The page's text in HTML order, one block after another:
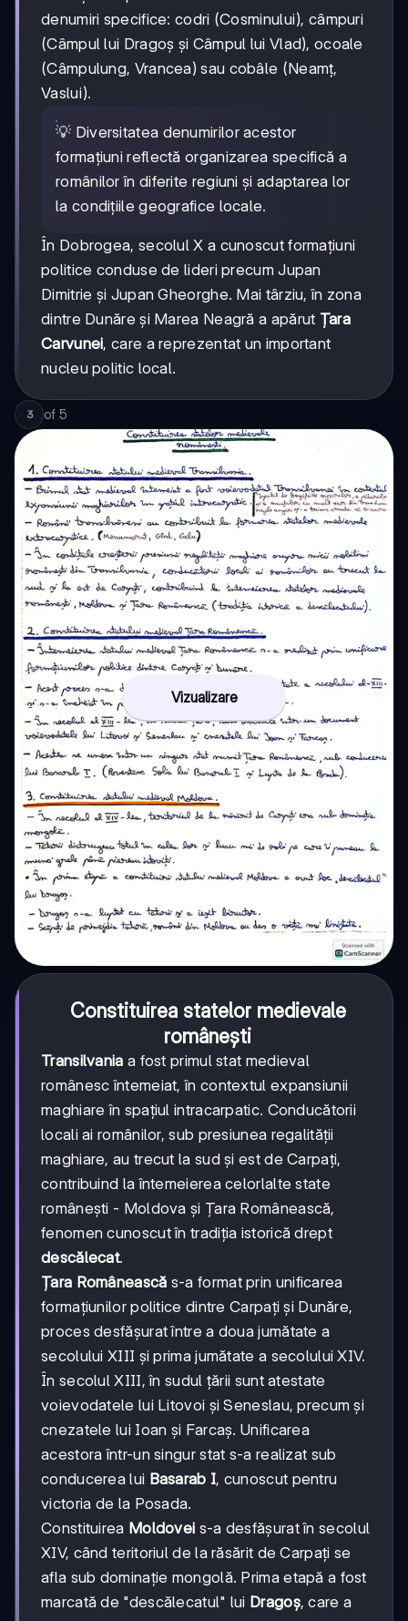
denumiri specifice: codri (Cosminului), câmpuri
(Câmpul lui Dragoș și Câmpul lui Vlad), ocoale
(Câmpulung, Vrancea) sau cobâle (Neamț,
Vaslui).
💡 Diversitatea denumirilor acestor
formațiuni reflectă organizarea specifică a
românilor în diferite regiuni și adaptarea lor
la condițiile geografice locale.
În Dobrogea, secolul X a cunoscut formațiuni
politice conduse de lideri precum Jupan
Dimitrie și Jupan Gheorghe. Mai târziu, în zona
dintre Dunăre și Marea Neagră a apărut Țara
Carvunei, care a reprezentat un important
nucleu politic local.
3 of 5
Vizualizare
Constituirea statelor medievale
românești
Transilvania a fost primul stat medieval
românesc întemeiat, în contextul expansiunii
maghiare în spațiul intracarpatic. Conducătorii
locali ai românilor, sub presiunea regalității
maghiare, au trecut la sud și est de Carpați,
contribuind la întemeierea celorlalte state
românești - Moldova și Țara Românească,
fenomen cunoscut în tradiția istorică drept
descălecat.
Țara Românească s-a format prin unificarea
formațiunilor politice dintre Carpați și Dunăre,
proces desfășurat între a doua jumătate a
secolului XIII și prima jumătate a secolului XIV.
În secolul XIII, în sudul țării sunt atestate
voievodatele lui Litovoi și Seneslau, precum și
cnezatele lui Ioan și Farcaș. Unificarea
acestora într-un singur stat s-a realizat sub
conducerea lui Basarab I, cunoscut pentru
victoria de la Posada.
Constituirea Moldovei s-a desfășurat în secolul
XIV, când teritoriul de la răsărit de Carpați se
afla sub dominație mongolă. Prima etapă a fost
marcată de "descălecatul" lui Dragoș, care a